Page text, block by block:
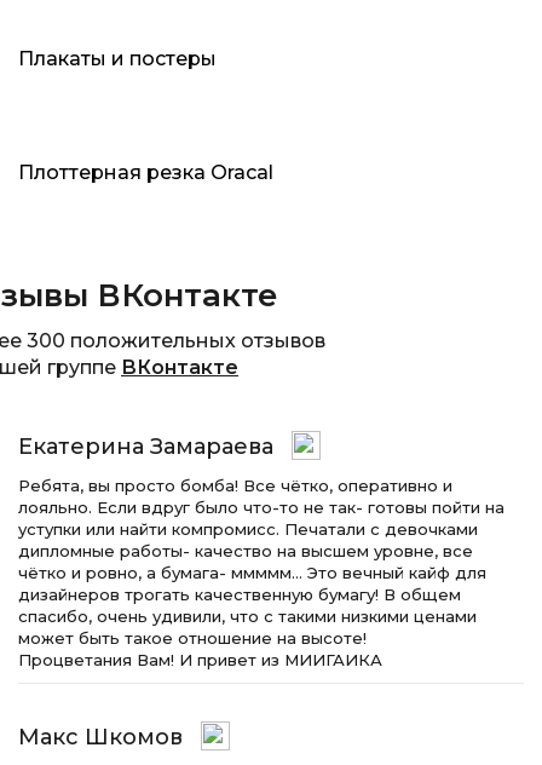
Плакаты и постеры
Плоттерная резка Oracal
ВКонтакте
300 положительных отзывов
группе ВКонтакте
Екатерина Замараева
Ребята, вы просто бомба! Все чётко, оперативно и
лояльно. Если вдруг было что-то не так- готовы пойти на
уступки или найти компромисс. Печатали с девочками
дипломные работы- качество на высшем уровне, все
чётко и ровно, а бумага- ммммм… Это вечный кайф для
дизайнеров трогать качественную бумагу! В общем
спасибо, очень удивили, что с такими низкими ценами
может быть такое отношение на высоте!
Процветания Вам! И привет из МИИГАИКА
Макс Шкомов